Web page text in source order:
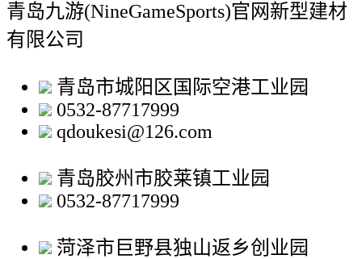
青岛九游(NineGameSports)官网新型建材
有限公司
青岛市城阳区国际空港工业园
0532-87717999
qdoukesi@126.com
青岛胶州市胶莱镇工业园
0532-87717999
菏泽市巨野县独山返乡创业园